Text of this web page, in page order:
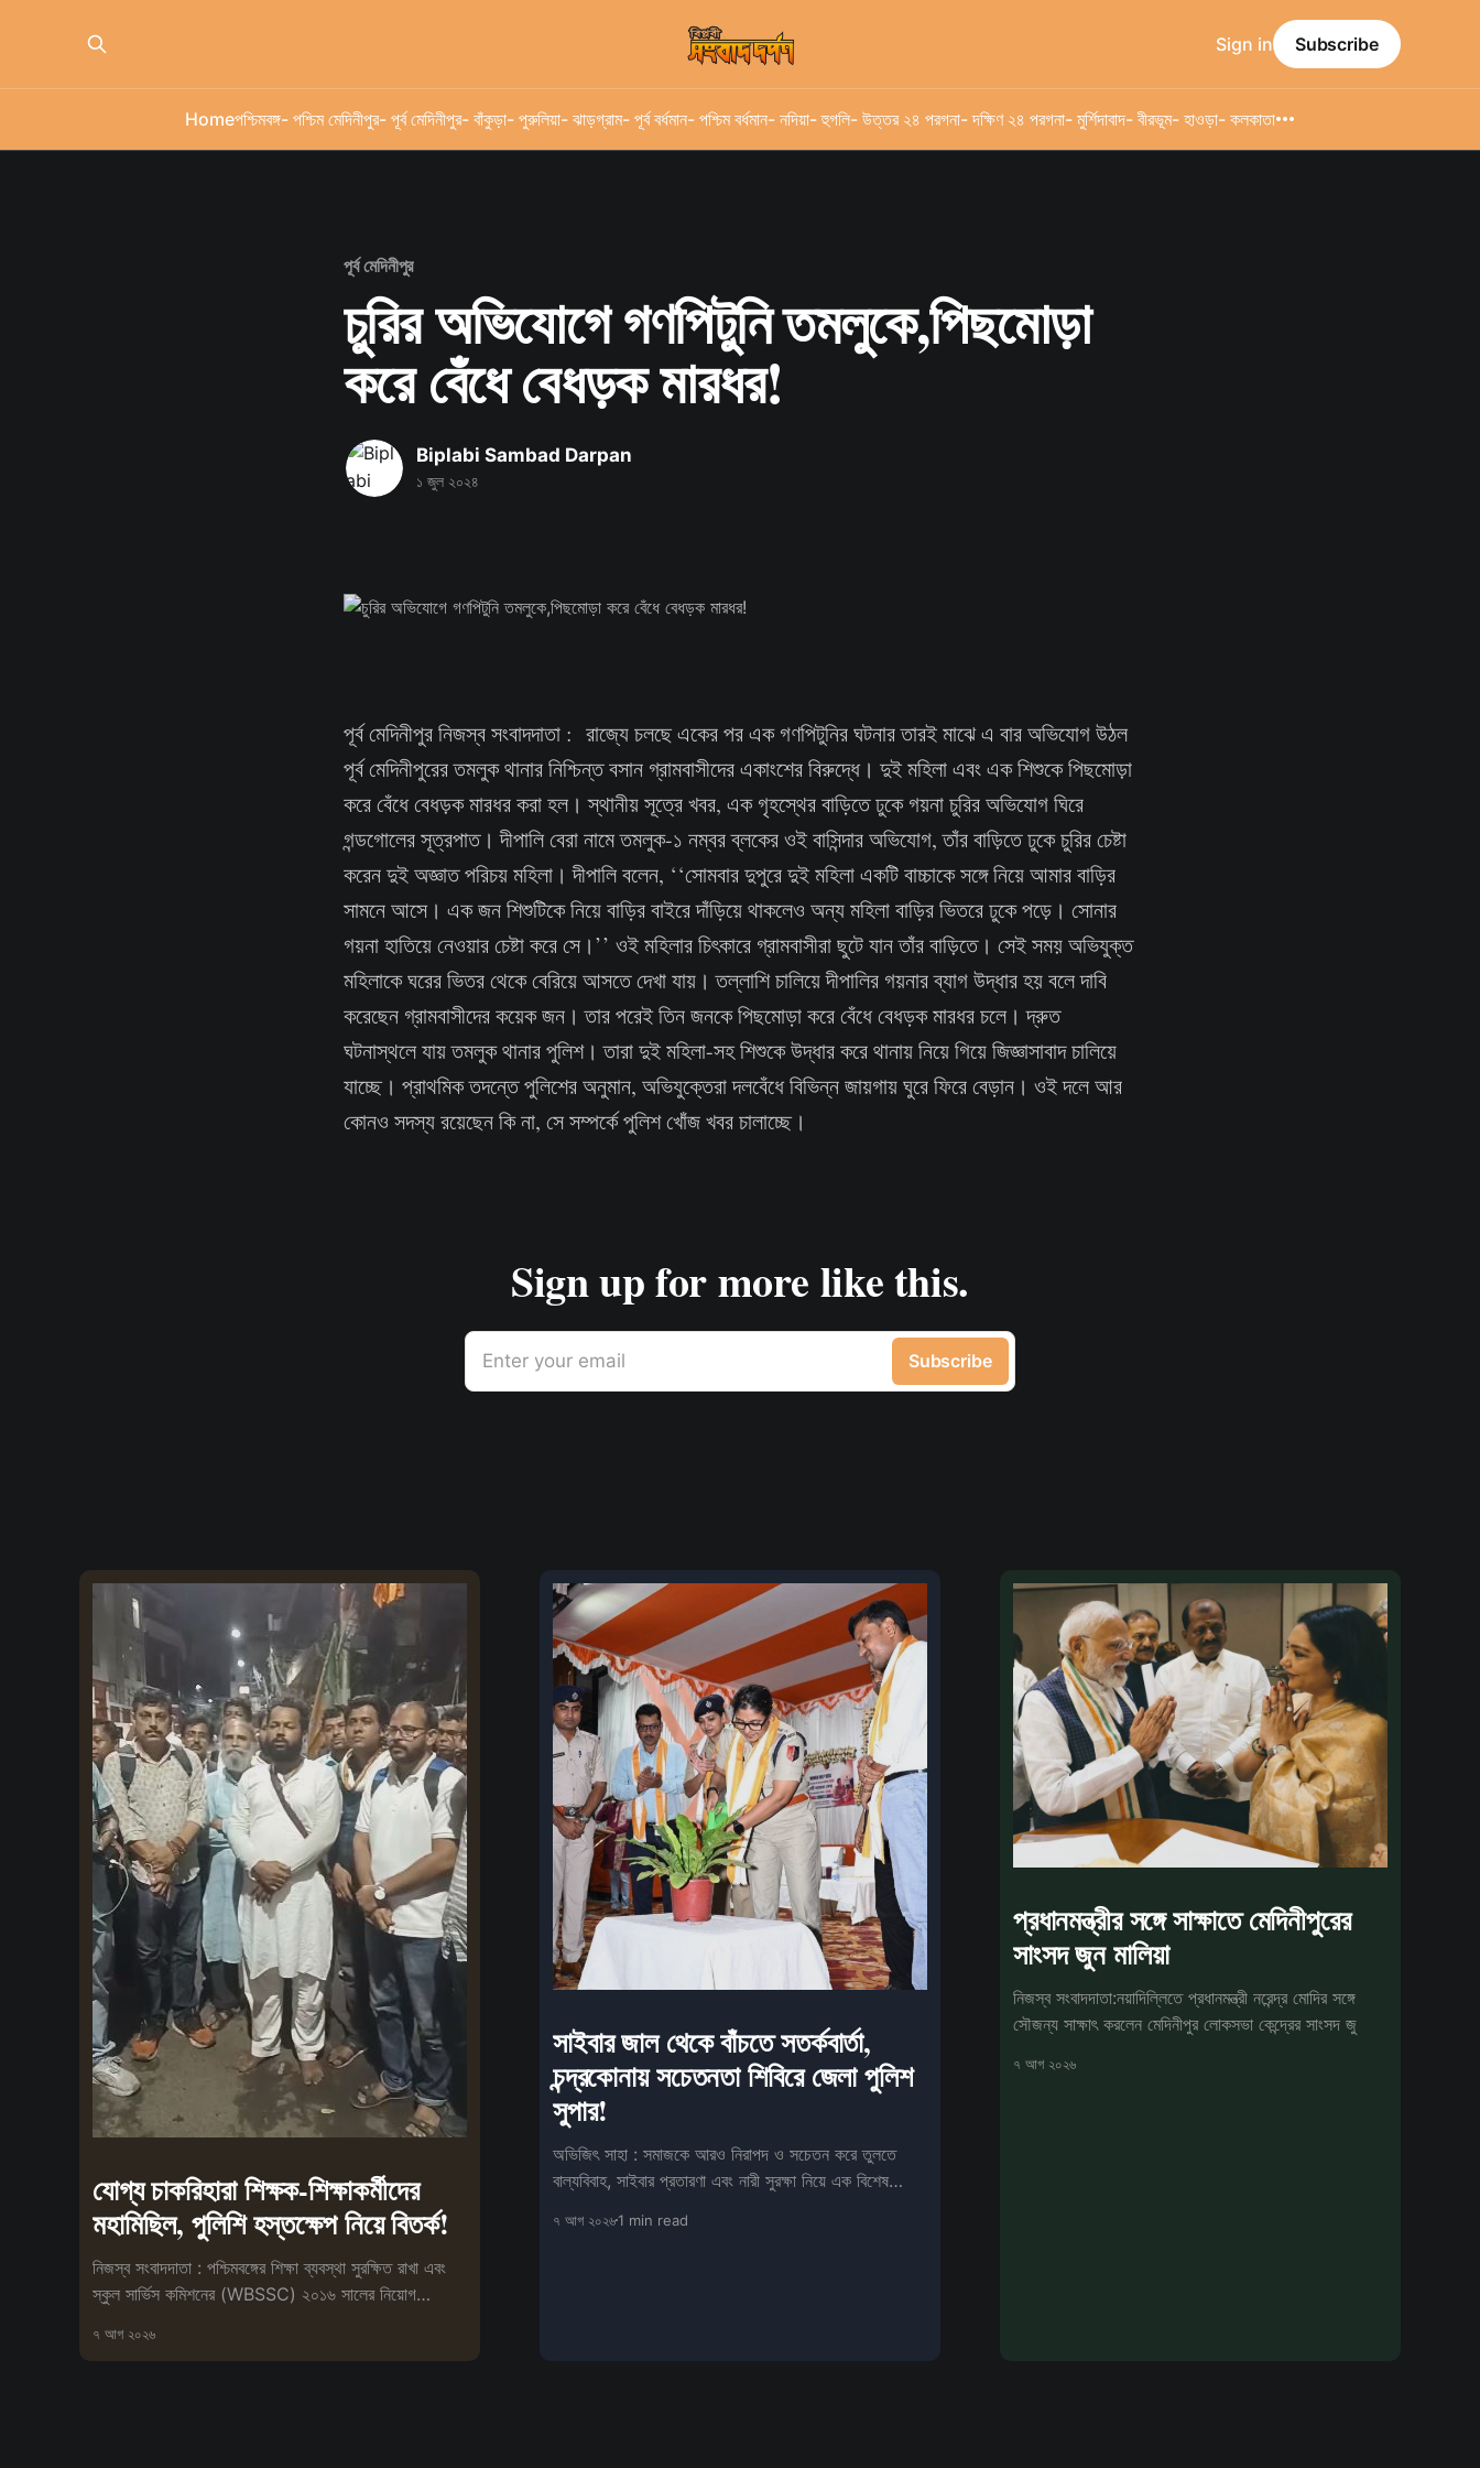
Homeপশ্চিমবঙ্গ- পশ্চিম মেদিনীপুর- পূর্ব মেদিনীপুর- বাঁকুড়া- পুরুলিয়া- ঝাড়গ্রাম- পূর্ব বর্ধমান- পশ্চিম বর্ধমান- নদিয়া- হুগলি- উত্তর ২৪ পরগনা- দক্ষিণ ২৪ পরগনা- মুর্শিদাবাদ- বীরভূম- হাওড়া- কলকাতা
Sign in Subscribe
পূর্ব মেদিনীপুর
চুরির অভিযোগে গণপিটুনি তমলুকে,পিছমোড়া
করে বেঁধে বেধড়ক মারধর!
Biplabi Sambad Darpan
১ জুল ২০২৪
পূর্ব মেদিনীপুর নিজস্ব সংবাদদাতা : রাজ্যে চলছে একের পর এক গণপিটুনির ঘটনার তারই মাঝে এ বার অভিযোগ উঠল
পূর্ব মেদিনীপুরের তমলুক থানার নিশ্চিন্ত বসান গ্রামবাসীদের একাংশের বিরুদ্ধে। দুই মহিলা এবং এক শিশুকে পিছমোড়া
করে বেঁধে বেধড়ক মারধর করা হল। স্থানীয় সূত্রে খবর, এক গৃহস্থের বাড়িতে ঢুকে গয়না চুরির অভিযোগ ঘিরে
গন্ডগোলের সূত্রপাত। দীপালি বেরা নামে তমলুক-১ নম্বর ব্লকের ওই বাসিন্দার অভিযোগ, তাঁর বাড়িতে ঢুকে চুরির চেষ্টা
করেন দুই অজ্ঞাত পরিচয় মহিলা। দীপালি বলেন, ‘‘সোমবার দুপুরে দুই মহিলা একটি বাচ্চাকে সঙ্গে নিয়ে আমার বাড়ির
সামনে আসে। এক জন শিশুটিকে নিয়ে বাড়ির বাইরে দাঁড়িয়ে থাকলেও অন্য মহিলা বাড়ির ভিতরে ঢুকে পড়ে। সোনার
গয়না হাতিয়ে নেওয়ার চেষ্টা করে সে।’’ ওই মহিলার চিৎকারে গ্রামবাসীরা ছুটে যান তাঁর বাড়িতে। সেই সময় অভিযুক্ত
মহিলাকে ঘরের ভিতর থেকে বেরিয়ে আসতে দেখা যায়। তল্লাশি চালিয়ে দীপালির গয়নার ব্যাগ উদ্ধার হয় বলে দাবি
করেছেন গ্রামবাসীদের কয়েক জন। তার পরেই তিন জনকে পিছমোড়া করে বেঁধে বেধড়ক মারধর চলে। দ্রুত
ঘটনাস্থলে যায় তমলুক থানার পুলিশ। তারা দুই মহিলা-সহ শিশুকে উদ্ধার করে থানায় নিয়ে গিয়ে জিজ্ঞাসাবাদ চালিয়ে
যাচ্ছে। প্রাথমিক তদন্তে পুলিশের অনুমান, অভিযুক্তেরা দলবেঁধে বিভিন্ন জায়গায় ঘুরে ফিরে বেড়ান। ওই দলে আর
কোনও সদস্য রয়েছেন কি না, সে সম্পর্কে পুলিশ খোঁজ খবর চালাচ্ছে।
Sign up for more like this.
Enter your email Subscribe
যোগ্য চাকরিহারা শিক্ষক-শিক্ষাকর্মীদের
মহামিছিল, পুলিশি হস্তক্ষেপ নিয়ে বিতর্ক!
নিজস্ব সংবাদদাতা : পশ্চিমবঙ্গের শিক্ষা ব্যবস্থা সুরক্ষিত রাখা এবং
স্কুল সার্ভিস কমিশনের (WBSSC) ২০১৬ সালের নিয়োগ
৭ আগ ২০২৬
সাইবার জাল থেকে বাঁচতে সতর্কবার্তা,
চন্দ্রকোনায় সচেতনতা শিবিরে জেলা পুলিশ
সুপার!
অভিজিৎ সাহা : সমাজকে আরও নিরাপদ ও সচেতন করে তুলতে
বাল্যবিবাহ, সাইবার প্রতারণা এবং নারী সুরক্ষা নিয়ে এক বিশেষ
৭ আগ ২০২৬1 min read
প্রধানমন্ত্রীর সঙ্গে সাক্ষাতে মেদিনীপুরের
সাংসদ জুন মালিয়া
নিজস্ব সংবাদদাতা:নয়াদিল্লিতে প্রধানমন্ত্রী নরেন্দ্র মোদির সঙ্গে
সৌজন্য সাক্ষাৎ করলেন মেদিনীপুর লোকসভা কেন্দ্রের সাংসদ জু
৭ আগ ২০২৬